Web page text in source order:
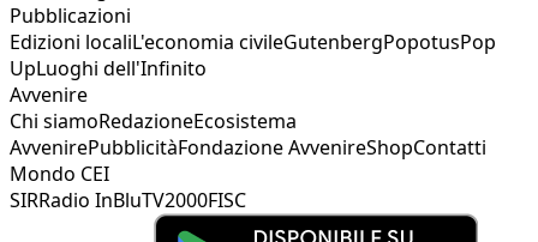
Pubblicazioni
Edizioni localiL'economia civileGutenbergPopotusPop
UpLuoghi dell'Infinito
Avvenire
Chi siamoRedazioneEcosistema
AvvenirePubblicitàFondazione AvvenireShopContatti
Mondo CEI
SIRRadio InBluTV2000FISC